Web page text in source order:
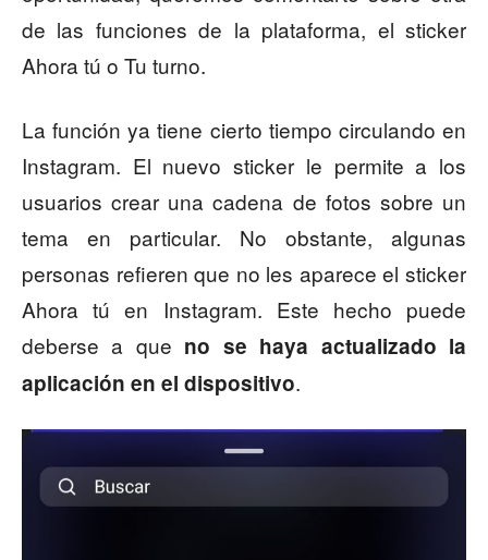
de las funciones de la plataforma, el sticker
Ahora tú o Tu turno.
La función ya tiene cierto tiempo circulando en
Instagram. El nuevo sticker le permite a los
usuarios crear una cadena de fotos sobre un
tema en particular. No obstante, algunas
personas refieren que no les aparece el sticker
Ahora tú en Instagram. Este hecho puede
deberse a que no se haya actualizado la
aplicación en el dispositivo.